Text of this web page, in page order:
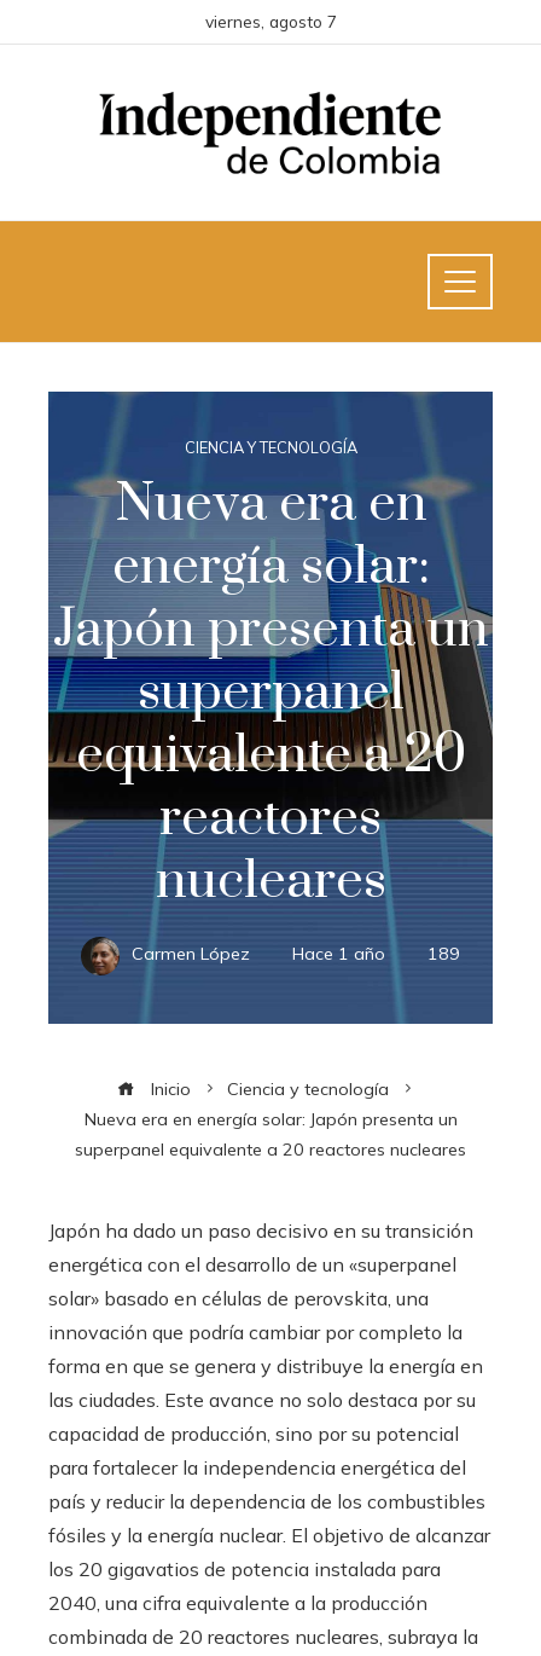
viernes, agosto 7
CIENCIA Y TECNOLOGÍA
Nueva era en
energía solar:
Japón presenta un
superpanel
equivalente a 20
reactores
nucleares
Carmen López Hace 1 año 189
Inicio
Ciencia y tecnología
Nueva era en energía solar: Japón presenta un
superpanel equivalente a 20 reactores nucleares
Japón ha dado un paso decisivo en su transición
energética con el desarrollo de un «superpanel
solar» basado en células de perovskita, una
innovación que podría cambiar por completo la
forma en que se genera y distribuye la energía en
las ciudades. Este avance no solo destaca por su
capacidad de producción, sino por su potencial
para fortalecer la independencia energética del
país y reducir la dependencia de los combustibles
fósiles y la energía nuclear. El objetivo de alcanzar
los 20 gigavatios de potencia instalada para
2040, una cifra equivalente a la producción
combinada de 20 reactores nucleares, subraya la